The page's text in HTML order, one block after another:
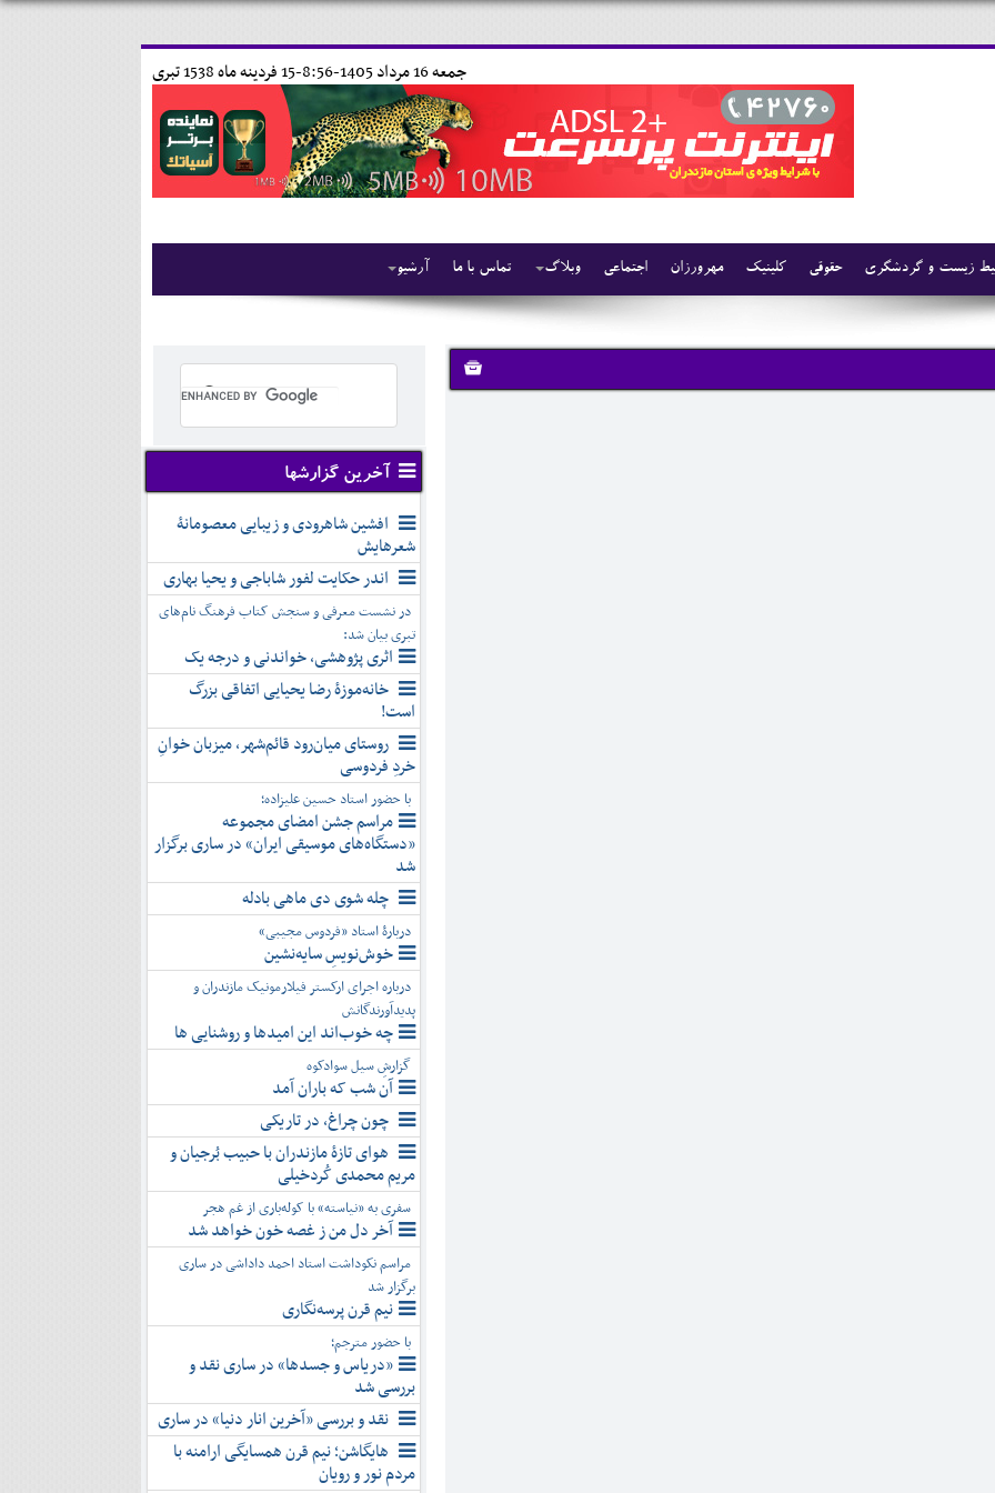
15 فردينه ماه 1538 تبری جمعه 16 مرداد 1405-8:56-
آرشیو تماس با ما وبلاگ اجتماعی مهرورزان کلینیک حقوقی زیست و گردشگری
آخرین گزارشها
افشین شاهرودی و زیبایی معصومانۀ
شعرهایش
اندر حکایت لفور شاباجی و یحیا بهاری
در نشست معرفی و سنجش کتاب فرهنگ نام‌های
تبری بیان شد:
اثری پژوهشی، خواندنی و درجه یک
خانه‌موزۀ رضا یحیایی اتفاقی بزرگ
است!
روستای میان‌رود قائم‌شهر، میزبان خوانِ
خردِ فردوسی
با حضور استاد حسین علیزاده؛
مراسم جشن امضای مجموعه
«دستگاه‌های موسیقی ایران» در ساری برگزار
شد
چله شوی دی ماهی بادله
دربارۀ استاد «فردوس مجیبی»
خوش‌نویسِ سایه‌نشین
درباره اجرای ارکستر فیلارمونیک مازندران و
پدیدآورندگانش
چه خوب‌اند این امیدها و روشنایی ها
گزارشِ سیل سوادکوه
آن شب که باران آمد
چون چراغ، در تاریکی
هوای تازۀ مازندران با حبیب بُرجیان و
مریم محمدی کُردخیلی
سفری به «نیاسته» با کوله‌باری از غم هجر
آخر دل من ز غصه خون خواهد شد
مراسم نکوداشت استاد احمد داداشی در ساری
برگزار شد
نیم قرن پرسه‌نگاری
با حضور مترجم؛
«دریاس و جسدها» در ساری نقد و
بررسی شد
نقد و بررسی «آخرین انار دنیا» در ساری
هایگاشن؛ نیم قرن همسایگی ارامنه با
مردم نور و رویان